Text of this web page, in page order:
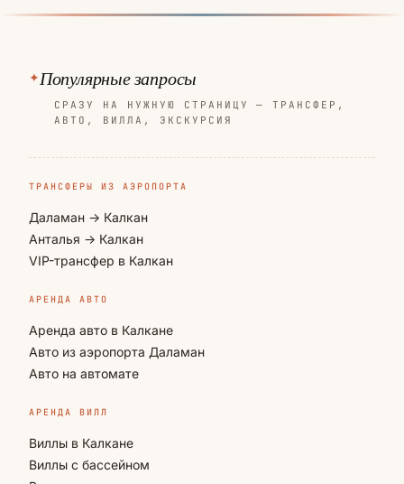
Популярные запросы
СРАЗУ НА НУЖНУЮ СТРАНИЦУ — ТРАНСФЕР,
АВТО, ВИЛЛА, ЭКСКУРСИЯ
ТРАНСФЕРЫ ИЗ АЭРОПОРТА
Даламан → Калкан
Анталья → Калкан
VIP-трансфер в Калкан
АРЕНДА АВТО
Аренда авто в Калкане
Авто из аэропорта Даламан
Авто на автомате
АРЕНДА ВИЛЛ
Виллы в Калкане
Виллы с бассейном